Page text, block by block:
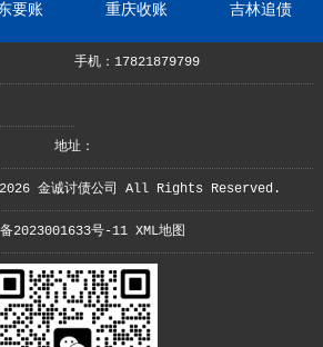
要账 重庆收账 吉林追债
手机：17821879799
地址：
金诚讨债公司 All Rights Reserved.
2023001633号-11 XML地图